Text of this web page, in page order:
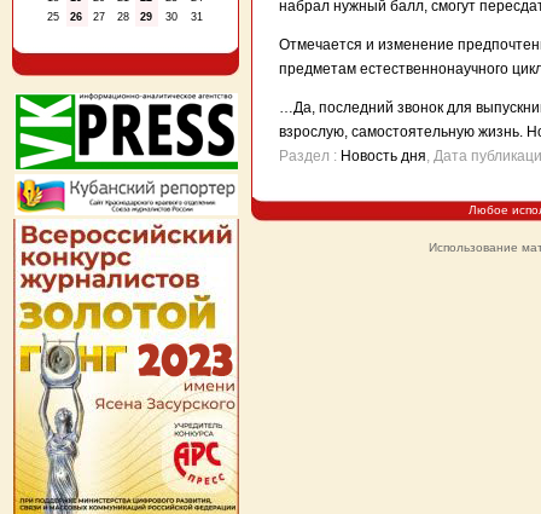
25
26 27 28 29 30 31
набрал нужный балл, смогут
Отмечается и изменение
предметам естественнонаучного
…Да, последний звонок для
взрослую, самостоятельную жизнь.
Раздел : Новость дня, Дата
Любое
Использование